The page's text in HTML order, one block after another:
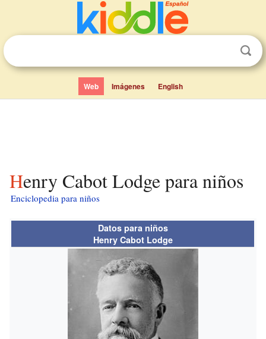
Web Imágenes English
Henry Cabot Lodge para niños
Enciclopedia para niños
Datos para niños
Henry Cabot Lodge